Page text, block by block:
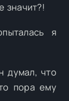
значит?!
я
думал, что
пора ему